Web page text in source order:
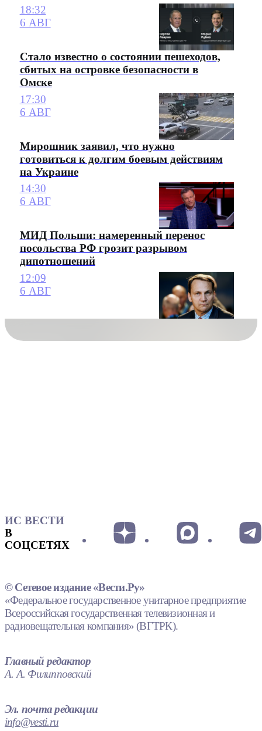
18:32
6 АВГ
Стало известно о состоянии пешеходов,
сбитых на островке безопасности в
Омске
17:30
6 АВГ
Мирошник заявил, что нужно
готовиться к долгим боевым действиям
на Украине
14:30
6 АВГ
МИД Польши: намеренный перенос
посольства РФ грозит разрывом
дипотношений
12:09
6 АВГ
ИС ВЕСТИ
В
СОЦСЕТЯХ
© Сетевое издание «Вести.Ру»
«Федеральное государственное унитарное предприятие
Всероссийская государственная телевизионная и
радиовещательная компания» (ВГТРК).
Главный редактор
А. А. Филипповский
Эл. почта редакции
info@vesti.ru